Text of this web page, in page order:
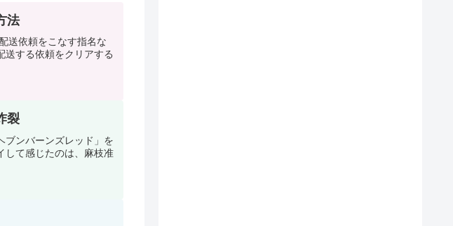
法
送依頼をこなす指名な
送する依頼をクリアする
裂
ブンバーンズレッド」を
して感じたのは、麻枝准